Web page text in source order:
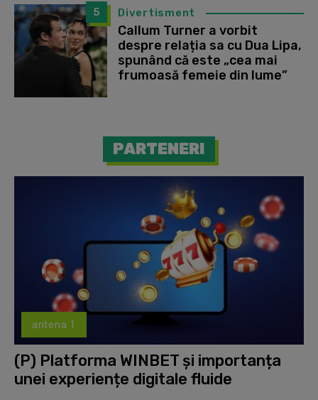
5 Divertisment
Callum Turner a vorbit
despre relația sa cu Dua Lipa,
spunând că este „cea mai
frumoasă femeie din lume”
PARTENERI
antena 1
(P) Platforma WINBET și importanța
unei experiențe digitale fluide